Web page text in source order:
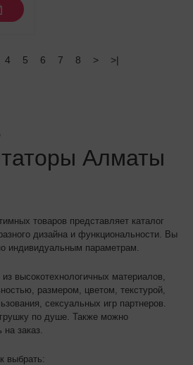
4 5 6 7 8 > >|
Алматы
товаров представляет каталог
дизайна и функциональности. Вы
индивидуальным параметрам.
высокотехнологичных материалов,
размером, цветом, текстурой,
сексуальных игр партнеров.
по душе. Также можно
заказ.
выбрать: